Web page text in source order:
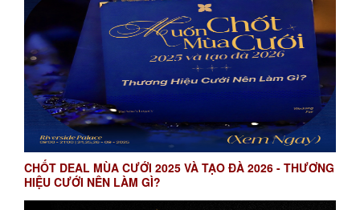
CHỐT DEAL MÙA CƯỚI 2025 VÀ TẠO ĐÀ 2026 - THƯƠNG
HIỆU CƯỚI NÊN LÀM GÌ?